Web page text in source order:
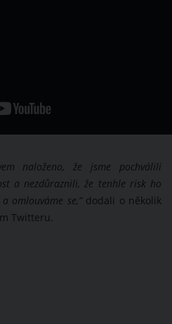
naloženo, že jsme pochválili
a nezdůraznili, že tenhle risk ho
omlouváme se,”dodali o několik
Twitteru.